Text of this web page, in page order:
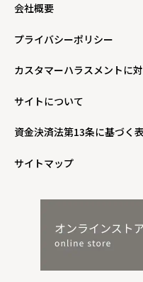
会社概要
プライバシーポリシー
カスタマーハラスメントに
サイトについて
資金決済法第13条に基づく
サイトマップ